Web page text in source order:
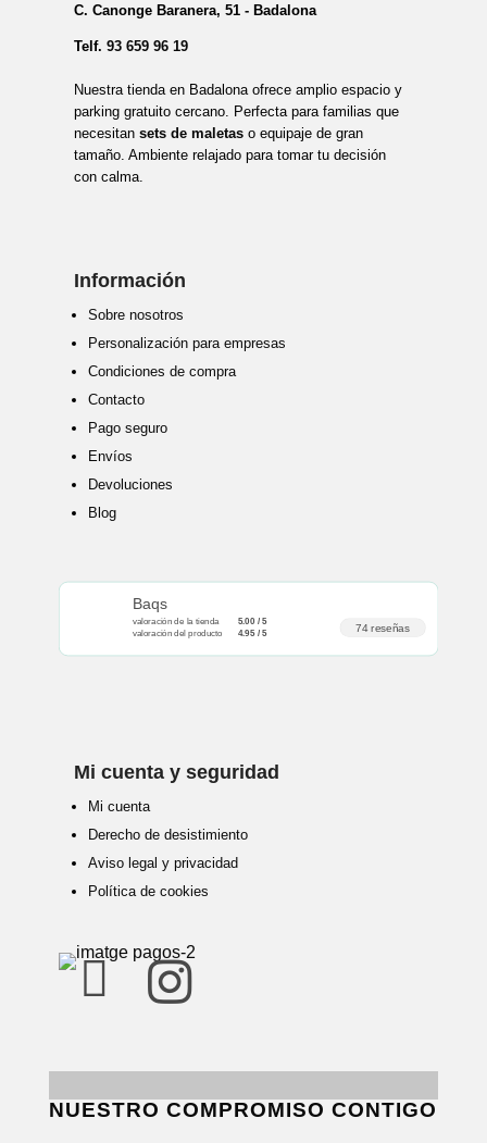
C. Canonge Baranera, 51 - Badalona
Telf. 93 659 96 19
Nuestra tienda en Badalona ofrece amplio espacio y
parking gratuito cercano. Perfecta para familias que
necesitan sets de maletaso equipaje de gran
tamaño. Ambiente relajado para tomar tu decisión
con calma.
Información
Sobre nosotros
Personalización para empresas
Condiciones de compra
Contacto
Pago seguro
Envíos
Devoluciones
Blog
Baqs
valoración de la tienda 5.00 / 5
valoración del producto 4.95 / 5 74 reseñas
Mi cuenta y seguridad
Mi cuenta
Derecho de desistimiento
Aviso legal y privacidad
Política de cookies
 
NUESTRO COMPROMISO CONTIGO